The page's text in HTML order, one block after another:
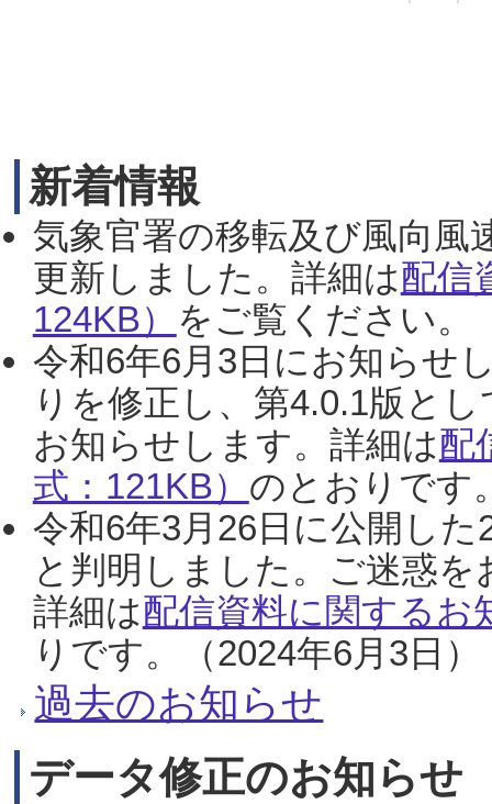
新着情報
気象官署の移転及び風向風
更新しました。詳細は配信
124KB） をご覧ください。
令和6年6月3日にお知らせ
りを修正し、第4.0.1版と
お知らせします。詳細は配
式：121KB） のとおりです
令和6年3月26日に公開し
と判明しました。ご迷惑
詳細は配信資料に関するお
りです。（2024年6月3日）
過去のお知らせ
データ修正のお知らせ